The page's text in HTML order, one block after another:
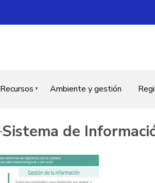
Recursos
Videos
Ambiente y gestión
Sistema de